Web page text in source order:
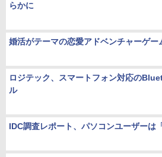
らかに
婚活がテーマの恋愛アドベンチャーゲー
ロジテック、スマートフォン対応の
ル
IDC調査レポート、パソコンユーザーは